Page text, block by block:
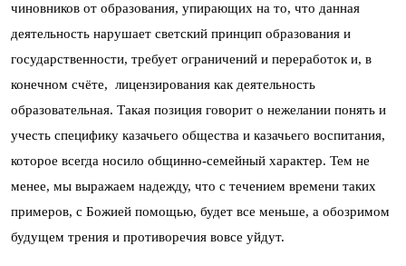
чиновников от образования, упирающих на то, что данная
деятельность нарушает светский принцип образования и
государственности, требует ограничений и переработок и, в
конечном счёте, лицензирования как деятельность
образовательная. Такая позиция говорит о нежелании понять и
учесть специфику казачьего общества и казачьего воспитания,
которое всегда носило общинно-семейный характер. Тем не
менее, мы выражаем надежду, что с течением времени таких
примеров, с Божией помощью, будет все меньше, а обозримом
будущем трения и противоречия вовсе уйдут.